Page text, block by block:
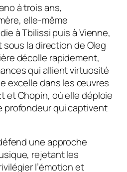
à trois ans,
elle-même
à Tbilissi puis à Vienne,
la direction de Oleg
décolle rapidement,
qui allient virtuosité
excelle dans les œuvres
et Chopin, où elle déploie
profondeur qui captivent
une approche
rejetant les
l’émotion et